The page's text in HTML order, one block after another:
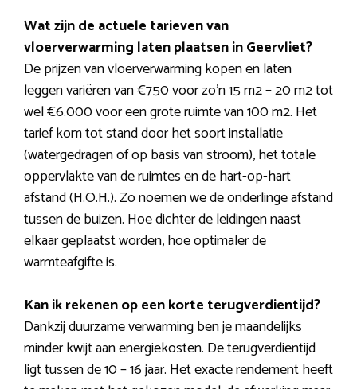
Wat zijn de actuele tarieven van
vloerverwarming laten plaatsen in Geervliet?
De prijzen van vloerverwarming kopen en laten
leggen variëren van €750 voor zo’n 15 m2 – 20 m2 tot
wel €6.000 voor een grote ruimte van 100 m2. Het
tarief kom tot stand door het soort installatie
(watergedragen of op basis van stroom), het totale
oppervlakte van de ruimtes en de hart-op-hart
afstand (H.O.H.). Zo noemen we de onderlinge afstand
tussen de buizen. Hoe dichter de leidingen naast
elkaar geplaatst worden, hoe optimaler de
warmteafgifte is.
Kan ik rekenen op een korte terugverdientijd?
Dankzij duurzame verwarming ben je maandelijks
minder kwijt aan energiekosten. De terugverdientijd
ligt tussen de 10 – 16 jaar. Het exacte rendement heeft